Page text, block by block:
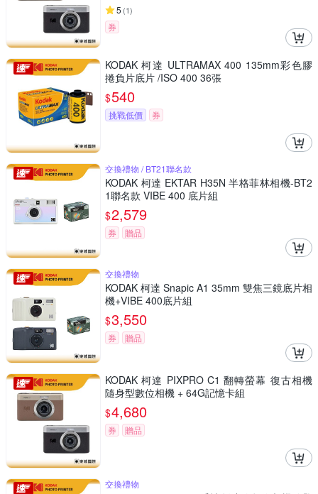
5 (1)
券
KODAK 柯達 ULTRAMAX 400 135mm彩色膠
捲負片底片 /ISO 400 36張
$540
挑戰低價 券
交換禮物 / BT21聯名款
KODAK 柯達 EKTAR H35N 半格菲林相機-BT2
1聯名款 VIBE 400 底片組
$2,579
券 贈品
交換禮物
KODAK 柯達 Snapic A1 35mm 雙焦三鏡底片相
機+VIBE 400底片組
$3,550
券 贈品
KODAK 柯達 PIXPRO C1 翻轉螢幕 復古相機
隨身型數位相機 + 64G記憶卡組
$4,680
券 贈品
交換禮物